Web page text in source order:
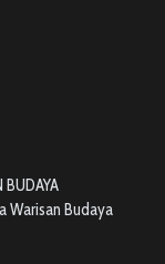
Warisan Budaya